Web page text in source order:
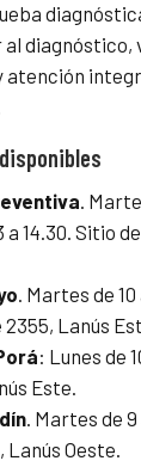
diagnóstico,
atención
.
a 14.30. Sitio
. Martes de
Lanús
: Lunes de
Este.
. Martes de 9
Lanús Oeste.